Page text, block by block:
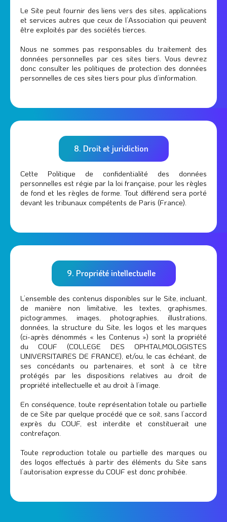
Le Site peut fournir des liens vers des sites, applications
et services autres que ceux de l’Association qui peuvent
être exploités par des sociétés tierces.
Nous ne sommes pas responsables du traitement des
données personnelles par ces sites tiers. Vous devrez
donc consulter les politiques de protection des données
personnelles de ces sites tiers pour plus d’information.
8. Droit et juridiction
Cette Politique de confidentialité des données
personnelles est régie par la loi française, pour les règles
de fond et les règles de forme. Tout différend sera porté
devant les tribunaux compétents de Paris (France).
9. Propriété intellectuelle
L’ensemble des contenus disponibles sur le Site, incluant,
de manière non limitative, les textes, graphismes,
pictogrammes, images, photographies, illustrations,
données, la structure du Site, les logos et les marques
(ci-après dénommés « les Contenus ») sont la propriété
du COUF (COLLEGE DES OPHTALMOLOGISTES
UNIVERSITAIRES DE FRANCE), et/ou, le cas échéant, de
ses concédants ou partenaires, et sont à ce titre
protégés par les dispositions relatives au droit de
propriété intellectuelle et au droit à l’image.
En conséquence, toute représentation totale ou partielle
de ce Site par quelque procédé que ce soit, sans l’accord
exprès du COUF, est interdite et constituerait une
contrefaçon.
Toute reproduction totale ou partielle des marques ou
des logos effectués à partir des éléments du Site sans
l’autorisation expresse du COUF est donc prohibée.